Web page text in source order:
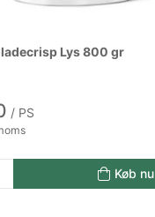
Lys 800 gr
/ PS
Køb nu